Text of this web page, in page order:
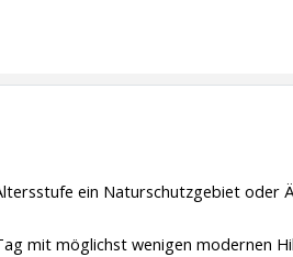
ein Naturschutzgebiet oder
mit möglichst wenigen modernen